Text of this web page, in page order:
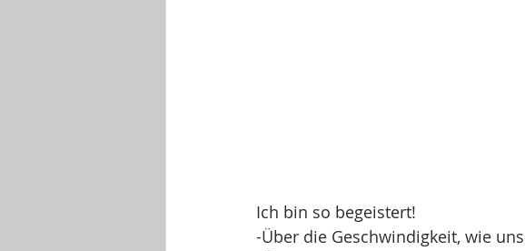
Ich bin so begeistert!
-Über die Geschwindigkeit, wie